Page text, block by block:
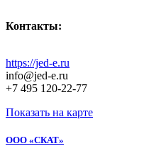
Контакты:
https://jed-e.ru
info@jed-e.ru
+7 495 120-22-77
Показать на карте
ООО «СКАТ»